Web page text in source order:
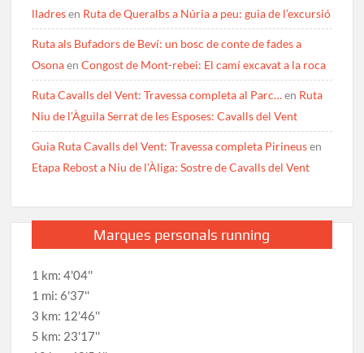
lladresen Ruta de Queralbs a Núria a peu: guia de l’excursió
Ruta als Bufadors de Beví: un bosc de conte de fades a
OsonaenCongost de Mont-rebei: El camí excavat a la roca
Ruta Cavalls del Vent: Travessa completa al Parc…en Ruta
Niu de l’Àguila Serrat de les Esposes: Cavalls del Vent
Guia Ruta Cavalls del Vent: Travessa completa Pirineusen
Etapa Rebost a Niu de l’Àliga: Sostre de Cavalls del Vent
Marques personals running
1 km: 4'04''
1 mi: 6'37''
3 km: 12'46''
5 km: 23'17''